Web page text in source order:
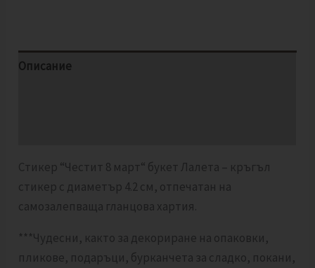
Описание
Стикер “Честит 8 март“ букет Лалета – кръгъл
стикер с диаметър 4.2 см, отпечатан на
самозалепваща гланцова хартия.
***Чудесни, както за декориране на опаковки,
пликове, подаръци, бурканчета за сладко, покани,